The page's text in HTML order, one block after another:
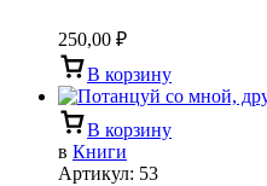
250,00 ₽
В корзину
В корзину
в Книги
Артикул: 53